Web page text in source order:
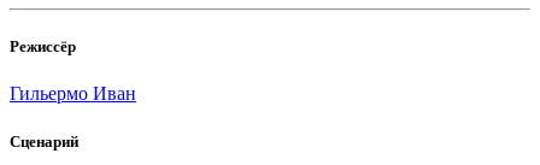
Режиссёр
Гильермо Иван
Сценарий